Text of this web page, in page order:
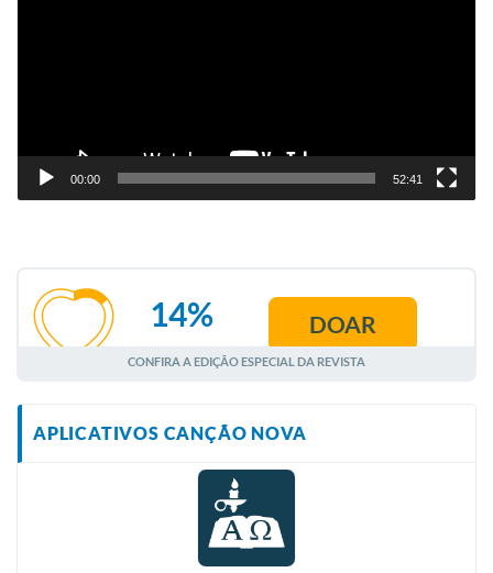
00:00 52:41
AGOSTO
14% DOAR
CONFIRA A EDIÇÃO ESPECIAL DA REVISTA
APLICATIVOS CANÇÃO NOVA